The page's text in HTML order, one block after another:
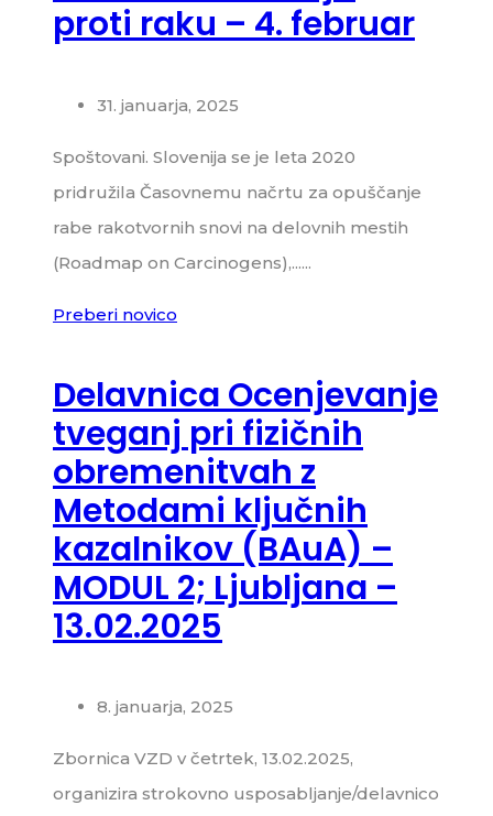
proti raku – 4. februar
31. januarja, 2025
Spoštovani. Slovenija se je leta 2020
pridružila Časovnemu načrtu za opuščanje
rabe rakotvornih snovi na delovnih mestih
(Roadmap on Carcinogens),......
Preberi novico
Delavnica Ocenjevanje
tveganj pri fizičnih
obremenitvah z
Metodami ključnih
kazalnikov (BAuA) –
MODUL 2; Ljubljana –
13.02.2025
8. januarja, 2025
Zbornica VZD v četrtek, 13.02.2025,
organizira strokovno usposabljanje/delavnico